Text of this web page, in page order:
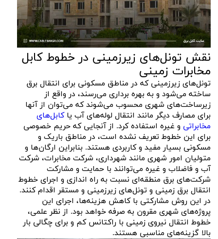
نقش تونل‌های زیرزمینی در خطوط کابل
مخابرات زمینی
تونل‌های زیرزمینی که در مناطق مسکونی برای انتقال برق
ساخته می‌شود و به بهره برداری می‌رسند، در واقع از
زیرساخت‌های شهری محسوب می‌شوند که می‌توان از آنها
برای مصارف دیگر مانند انتقال لوله‌های آب یاکابل‌های
مخابراتی و غیره استفاده کرد. از آنجایی که حریم خصوصی
برای این خطوط تعریف نشده است، در مناطق باریک و
مسکونی بسیار مفید و کاربردی هستند. بنابراین ارگان‌ها و
متولیان امور شهری مانند شهرداری، شرکت مخابرات، شرکت
آب و فاضلاب و غیره می‌توانند با حمایت و مشارکت
شرکت‌های برق منطقه‌ای نسبت به راه اندازی و اجرای خطوط
انتقال برق زمینی و تونل‌های زیرزمینی و مستقر اقدام کنند.
در این روش مشارکتی با کاهش هزینه‌ها، اجرای این
پروژه‌های شهری مقرون به صرفه خواهد بود. از نظر علمی،
خطوط انتقال نیروی زمینی با راکتانس کم و برای چگالی بار
بالا گزینه‌های مناسبی هستند.